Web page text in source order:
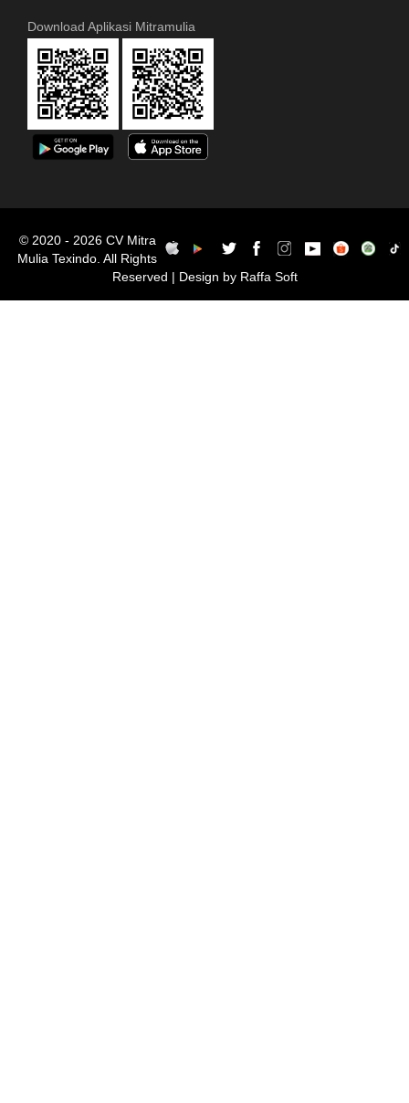
Download Aplikasi Mitramulia
© 2020 - 2026 CV Mitra
Mulia Texindo. All Rights
Reserved | Design by Raffa Soft